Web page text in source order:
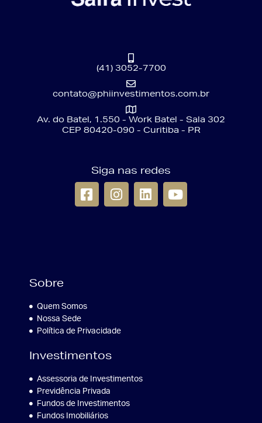
(41) 3052-7700
contato@phiinvestimentos.com.br
Av. do Batel, 1.550 - Work Batel - Sala 302
CEP 80420-090 - Curitiba - PR
Siga nas redes
Sobre
Quem Somos
Nossa Sede
Política de Privacidade
Investimentos
Assessoria de Investimentos
Previdência Privada
Fundos de Investimentos
Fundos Imobiliários